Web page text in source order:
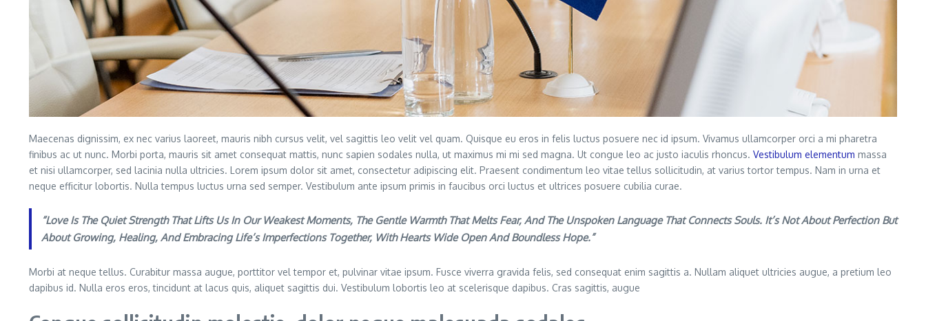
Maecenas dignissim, ex nec varius laoreet, mauris nibh cursus velit, vel sagittis leo velit vel quam. Quisque eu eros in felis luctus posuere nec id ipsum. Vivamus ullamcorper orci a mi pharetra
finibus ac ut nunc. Morbi porta, mauris sit amet consequat mattis, nunc sapien sodales nulla, ut maximus mi mi sed magna. Ut congue leo ac justo iaculis rhoncus. Vestibulum elementum massa
et nisi ullamcorper, sed lacinia nulla ultricies. Lorem ipsum dolor sit amet, consectetur adipiscing elit. Praesent condimentum leo vitae tellus sollicitudin, at varius tortor tempus. Nam in urna et
neque efficitur lobortis. Nulla tempus luctus urna sed semper. Vestibulum ante ipsum primis in faucibus orci luctus et ultrices posuere cubilia curae.
“Love Is The Quiet Strength That Lifts Us In Our Weakest Moments, The Gentle Warmth That Melts Fear, And The Unspoken Language That Connects Souls. It’s Not About Perfection But
About Growing, Healing, And Embracing Life’s Imperfections Together, With Hearts Wide Open And Boundless Hope.”
Morbi at neque tellus. Curabitur massa augue, porttitor vel tempor et, pulvinar vitae ipsum. Fusce viverra gravida felis, sed consequat enim sagittis a. Nullam aliquet ultricies augue, a pretium leo
dapibus id. Nulla eros eros, tincidunt at lacus quis, aliquet sagittis dui. Vestibulum lobortis leo at scelerisque dapibus. Cras sagittis, augue